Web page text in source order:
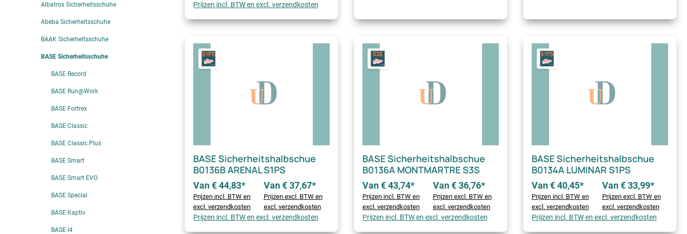
Albatros Sicherheitsschuhe
Abeba Sicherheitsschuhe
BAAK Sicherheitsschuhe
BASE Sicherheitsschuhe
BASE Record
BASE Run@Work
BASE Fortrex
BASE Classic
BASE Classic Plus
BASE Smart
BASE Smart EVO
BASE Special
BASE Kaptiv
BASE I4
Prijzen incl. BTW en excl. verzendkosten
BASE Sicherheitshalbschue
B0136B ARENAL S1PS
Van € 44,83*
Prijzen incl. BTW en
excl. verzendkosten
Van € 37,67*
Prijzen excl. BTW en
excl. verzendkosten
Prijzen incl. BTW en excl. verzendkosten
BASE Sicherheitshalbschue
B0136A MONTMARTRE S3S
Van € 43,74*
Prijzen incl. BTW en
excl. verzendkosten
Van € 36,76*
Prijzen excl. BTW en
excl. verzendkosten
Prijzen incl. BTW en excl. verzendkosten
BASE Sicherheitshalbschue
B0134A LUMINAR S1PS
Van € 40,45*
Prijzen incl. BTW en
excl. verzendkosten
Van € 33,99*
Prijzen excl. BTW en
excl. verzendkosten
Prijzen incl. BTW en excl. verzendkosten